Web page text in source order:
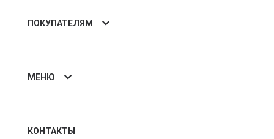
ПОКУПАТЕЛЯМ
МЕНЮ
КОНТАКТЫ